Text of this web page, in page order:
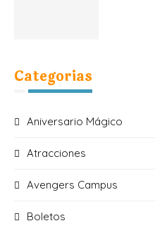
Categorias
Aniversario Mágico
Atracciones
Avengers Campus
Boletos